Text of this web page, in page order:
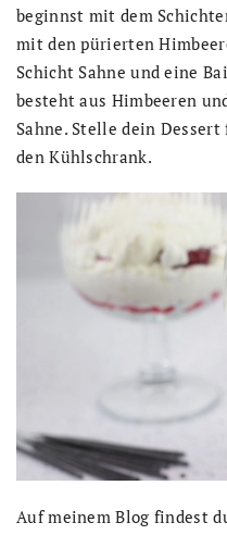
beginnst mit dem
mit den pürierten
Schicht Sahne und eine
besteht aus Himbeeren
Sahne. Stelle dein
den Kühlschrank.
Auf meinem Blog findest